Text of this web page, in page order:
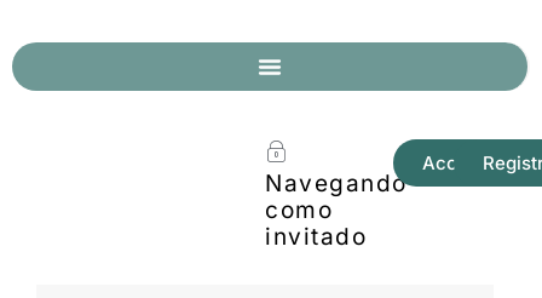
Navegando
como
invitado
Acceder